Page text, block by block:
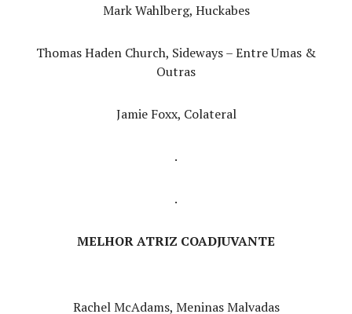
Mark Wahlberg, Huckabes
Thomas Haden Church, Sideways – Entre Umas &
Outras
Jamie Foxx, Colateral
.
.
MELHOR ATRIZ COADJUVANTE
Rachel McAdams, Meninas Malvadas